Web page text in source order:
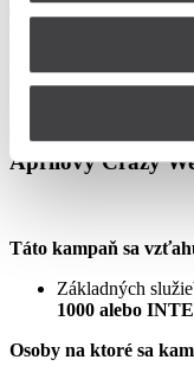
Ceny v týchto
poplatky za využívanie
sú uvedené vrátane
predpisov.
Aprílový Crazy
Táto kampaň sa
Základných
1000 alebo
Osoby na ktoré sa